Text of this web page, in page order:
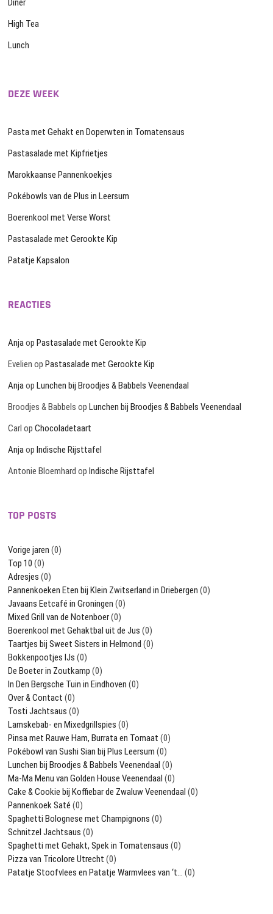
Diner
High Tea
Lunch
DEZE WEEK
Pasta met Gehakt en Doperwten in Tomatensaus
Pastasalade met Kipfrietjes
Marokkaanse Pannenkoekjes
Pokébowls van de Plus in Leersum
Boerenkool met Verse Worst
Pastasalade met Gerookte Kip
Patatje Kapsalon
REACTIES
AnjaopPastasalade met Gerookte Kip
Evelien opPastasalade met Gerookte Kip
AnjaopLunchen bij Broodjes & Babbels Veenendaal
Broodjes & Babbels opLunchen bij Broodjes & Babbels Veenendaal
Carl opChocoladetaart
AnjaopIndische Rijsttafel
Antonie Bloemhard opIndische Rijsttafel
TOP POSTS
Vorige jaren (0)
Top 10 (0)
Adresjes (0)
Pannenkoeken Eten bij Klein Zwitserland in Driebergen (0)
Javaans Eetcafé in Groningen (0)
Mixed Grill van de Notenboer(0)
Boerenkool met Gehaktbal uit de Jus (0)
Taartjes bij Sweet Sisters in Helmond (0)
Bokkenpootjes IJs (0)
De Boeter in Zoutkamp (0)
In Den Bergsche Tuin in Eindhoven (0)
Over & Contact (0)
Tosti Jachtsaus (0)
Lamskebab- en Mixedgrillspies (0)
Pinsa met Rauwe Ham, Burrata en Tomaat (0)
Pokébowl van Sushi Sian bij Plus Leersum (0)
Lunchen bij Broodjes & Babbels Veenendaal (0)
Ma-Ma Menu van Golden House Veenendaal (0)
Cake & Cookie bij Koffiebar de Zwaluw Veenendaal (0)
Pannenkoek Saté (0)
Spaghetti Bolognese met Champignons (0)
Schnitzel Jachtsaus (0)
Spaghetti met Gehakt, Spek in Tomatensaus (0)
Pizza van Tricolore Utrecht (0)
Patatje Stoofvlees en Patatje Warmvlees van ‘t… (0)